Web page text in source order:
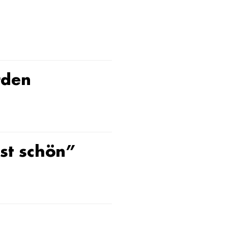
schön”